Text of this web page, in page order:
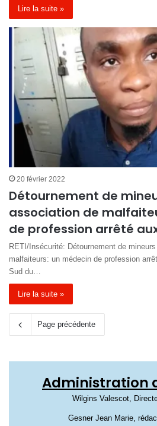
Lire la suite »
20 février 2022
Détournement de
association de
de profession arrêté
RETI/Insécurité: Détournement de
malfaiteurs: un médecin de profession
Sud du…
Lire la suite »
Page précédente
Administration
Wilgins Valescot,
Gesner Jean Marie,